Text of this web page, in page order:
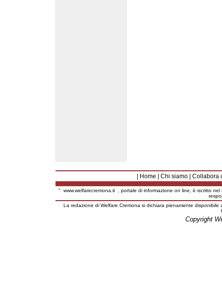
Home Chi siamo Collabora
" www.welfarecremona.it, portale di informazione on line, è iscritto nel
La redazione di Welfare Cremona si dichiara pienamente
Copyright